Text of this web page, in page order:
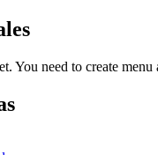
You need to create